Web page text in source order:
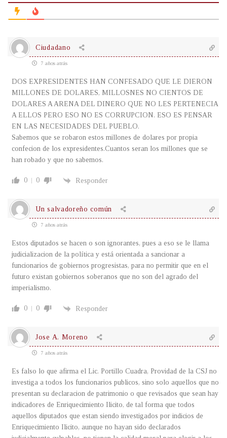
Ciudadano
7 años atrás
DOS EXPRESIDENTES HAN CONFESADO QUE LE DIERON
MILLONES DE DOLARES, MILLOSNES NO CIENTOS DE
DOLARES A ARENA DEL DINERO QUE NO LES PERTENECIA
A ELLOS PERO ESO NO ES CORRUPCION. ESO ES PENSAR
EN LAS NECESIDADES DEL PUEBLO.
Sabemos que se robaron estos millones de dolares por propia
confecion de los expresidentes.Cuantos seran los millones que se
han robado y que no sabemos.
0 0 Responder
Un salvadoreño común
7 años atrás
Estos diputados se hacen o son ignorantes, pues a eso se le llama
judicializacion de la política y está orientada a sancionar a
funcionarios de gobiernos progresistas, para no permitir que en el
futuro existan gobiernos soberanos que no son del agrado del
imperialismo.
0 0 Responder
Jose A. Moreno
7 años atrás
Es falso lo que afirma el Lic. Portillo Cuadra, Providad de la CSJ no
investiga a todos los funcionarios publicos, sino solo aquellos que no
presentan su declaracion de patrimonio o que revisados que sean hay
indicadores de Enriquecimiento Ilicito, de tal forma que todos
aquellos diputados que estan siendo investigados por indicios de
Enriquecimiento Ilicito, aunque no hayan sido declarados